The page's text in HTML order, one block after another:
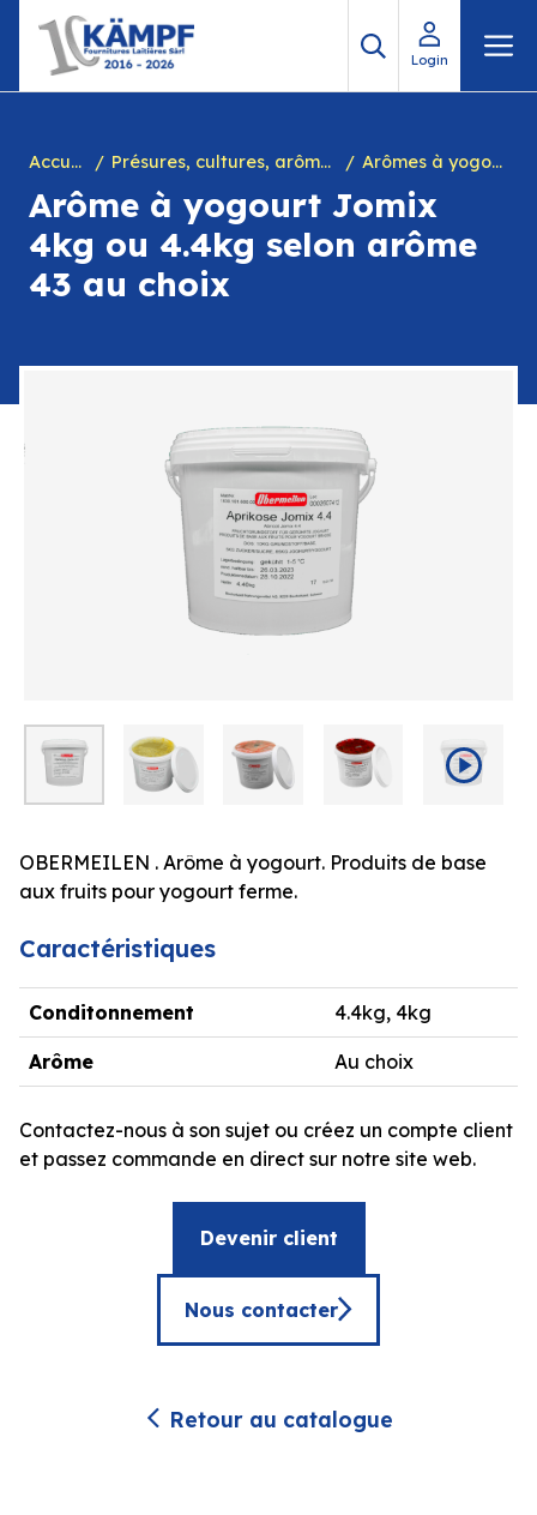
contenu
Login
Accueil Présures, cultures, arôme à yogourt, marques, chiffres en caséine et divers Arômes à yogourt
Arôme à yogourt Jomix
4kg ou 4.4kg selon arôme
43 au choix
OBERMEILEN . Arôme à yogourt. Produits de base
aux fruits pour yogourt ferme.
Caractéristiques
Conditonnement 4.4kg, 4kg
Arôme Au choix
Contactez-nous à son sujet ou créez un compte client
et passez commande en direct sur notre site web.
Devenir client
Nous contacter
Retour au catalogue